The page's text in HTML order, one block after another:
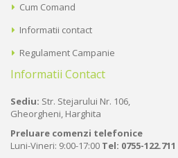
Cum Comand
Informatii contact
Regulament Campanie
Informatii Contact
Sediu: Str. Stejarului Nr. 106,
Gheorgheni, Harghita
Preluare comenzi telefonice
Luni-Vineri: 9:00-17:00 Tel: 0755-122.711